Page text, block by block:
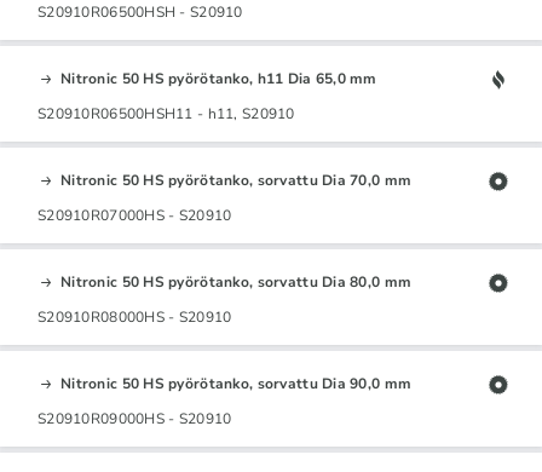
S20910R06500HSH - S20910
Nitronic 50 HS pyörötanko, h11 Dia 65,0 mm
S20910R06500HSH11 - h11, S20910
Nitronic 50 HS pyörötanko, sorvattu Dia 70,0 mm
S20910R07000HS - S20910
Nitronic 50 HS pyörötanko, sorvattu Dia 80,0 mm
S20910R08000HS - S20910
Nitronic 50 HS pyörötanko, sorvattu Dia 90,0 mm
S20910R09000HS - S20910